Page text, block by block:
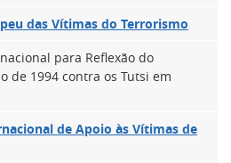
das Vítimas do Terrorismo
para Reflexão do
de 1994 contra os Tutsi em
de Apoio às Vítimas de